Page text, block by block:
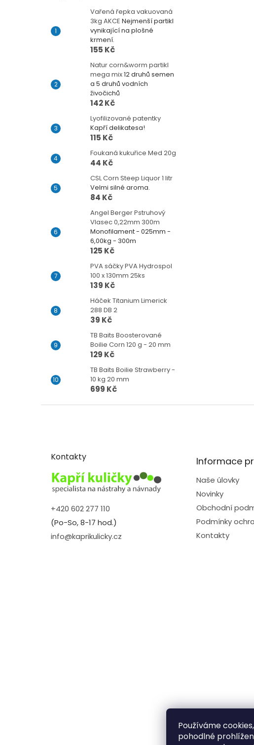
Používáme
pohodlné
Vařená řepka vakuovaná
3kg AKCE Nejmenší partikl
vynikající na plošné
krmení.
155 Kč
Natur corn&worm partikl
mega mix12 druhů semen
a 5 druhů vodních
živočichů
142 Kč
Lyofilizované patentky
Kapří delikatesa!
115 Kč
Foukaná kukuřice Med 20g
44 Kč
CSL Corn Steep Liquor 1 litr
Velmi silné aroma.
84 Kč
Angel Berger Pstruhový
Vlasec 0,22mm 300m
Monofilament - 025mm -
6,00kg - 300m
125 Kč
PVA sáčky PVA Hydrospol
100 x 130mm 25ks
139 Kč
Háček Titanium Limerick
288 DB 2
39 Kč
TB Baits Boosterované
Boilie Corn 120 g - 20 mm
129 Kč
TB Baits Boilie Strawberry -
10 kg 20 mm
699 Kč
Kontakty
+420 602 277 110
(Po-So, 8-17 hod.)
info@kaprikulicky.cz
Informace
Naše úlovky
Novinky
Obchodní
Podmínky
Kontakty